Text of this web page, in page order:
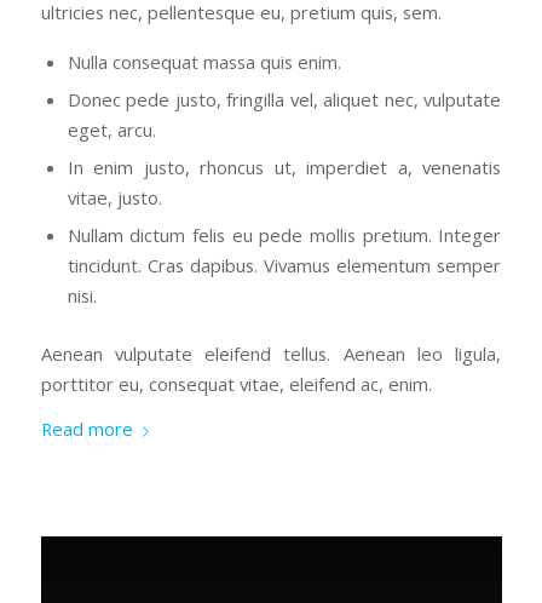
ultricies nec, pellentesque eu, pretium quis, sem.
Nulla consequat massa quis enim.
Donec pede justo, fringilla vel, aliquet nec, vulputate
eget, arcu.
In enim justo, rhoncus ut, imperdiet a, venenatis
vitae, justo.
Nullam dictum felis eu pede mollis pretium. Integer
tincidunt. Cras dapibus. Vivamus elementum semper
nisi.
Aenean vulputate eleifend tellus. Aenean leo ligula,
porttitor eu, consequat vitae, eleifend ac, enim.
Read more